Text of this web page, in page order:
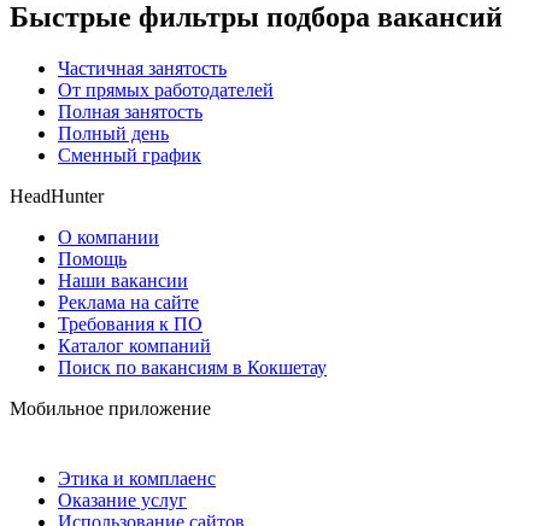
Быстрые фильтры подбора вакансий
Частичная занятость
От прямых работодателей
Полная занятость
Полный день
Сменный график
HeadHunter
О компании
Помощь
Наши вакансии
Реклама на сайте
Требования к ПО
Каталог компаний
Поиск по вакансиям в Кокшетау
Мобильное приложение
Этика и комплаенс
Оказание услуг
Использование сайтов